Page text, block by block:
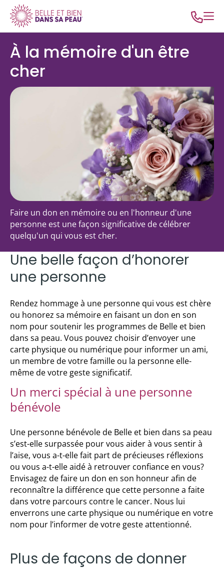
À la mémoire d'un être
cher
Faire un don en mémoire ou en l'honneur d'une
personne est une façon significative de célébrer
quelqu'un qui vous est cher.
Une belle façon d’honorer
une personne
Rendez hommage à une personne qui vous est chère
ou honorez sa mémoire en faisant un don en son
nom pour soutenir les programmes de Belle et bien
dans sa peau. Vous pouvez choisir d’envoyer une
carte physique ou numérique pour informer un ami,
un membre de votre famille ou la personne elle-
même de votre geste significatif.
Un merci spécial à une personne
bénévole
Une personne bénévole de Belle et bien dans sa peau
s’est-elle surpassée pour vous aider à vous sentir à
l’aise, vous a-t-elle fait part de précieuses réflexions
ou vous a-t-elle aidé à retrouver confiance en vous?
Envisagez de faire un don en son honneur afin de
reconnaître la différence que cette personne a faite
dans votre parcours contre le cancer. Nous lui
enverrons une carte physique ou numérique en votre
nom pour l’informer de votre geste attentionné.
Plus de façons de donner